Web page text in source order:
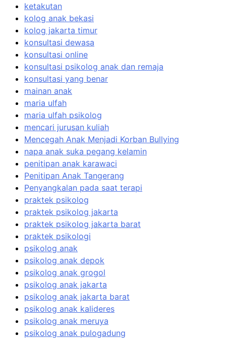
ketakutan
kolog anak bekasi
kolog jakarta timur
konsultasi dewasa
konsultasi online
konsultasi psikolog anak dan remaja
konsultasi yang benar
mainan anak
maria ulfah
maria ulfah psikolog
mencari jurusan kuliah
Mencegah Anak Menjadi Korban Bullying
napa anak suka pegang kelamin
penitipan anak karawaci
Penitipan Anak Tangerang
Penyangkalan pada saat terapi
praktek psikolog
praktek psikolog jakarta
praktek psikolog jakarta barat
praktek psikologi
psikolog anak
psikolog anak depok
psikolog anak grogol
psikolog anak jakarta
psikolog anak jakarta barat
psikolog anak kalideres
psikolog anak meruya
psikolog anak pulogadung